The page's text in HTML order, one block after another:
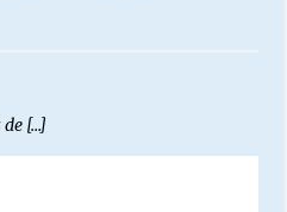
de […]